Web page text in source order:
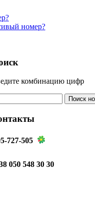
номер?
комбинацию цифр
727-505
050 548 30 30